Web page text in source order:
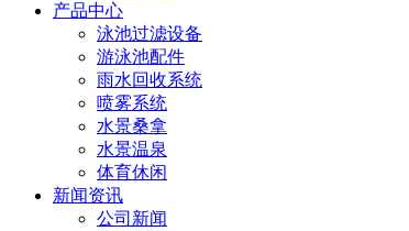
产品中心
泳池过滤设备
游泳池配件
雨水回收系统
喷雾系统
水景桑拿
水景温泉
体育休闲
新闻资讯
公司新闻